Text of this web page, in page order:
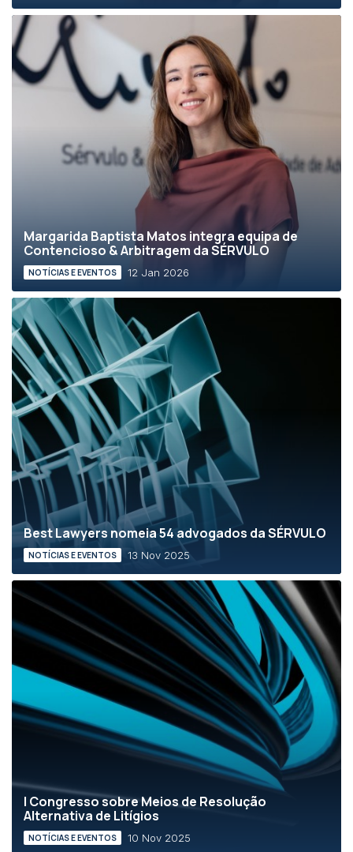
Margarida Baptista Matos integra equipa de
Contencioso & Arbitragem da SÉRVULO
NOTÍCIAS E EVENTOS 12 Jan 2026
Best Lawyers nomeia 54 advogados da SÉRVULO
NOTÍCIAS E EVENTOS 13 Nov 2025
I Congresso sobre Meios de Resolução
Alternativa de Litígios
NOTÍCIAS E EVENTOS 10 Nov 2025